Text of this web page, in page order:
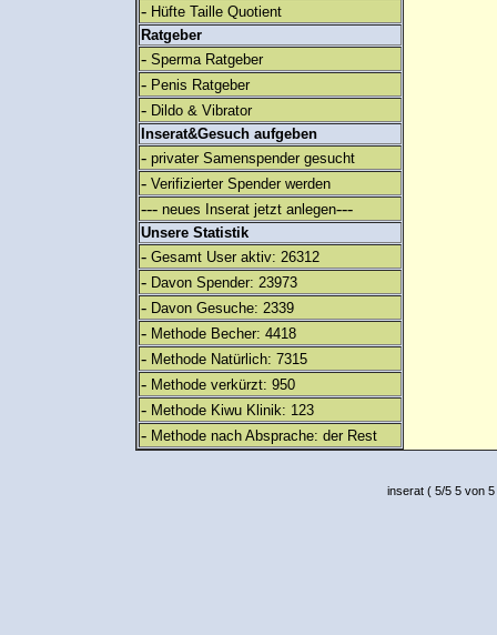
- Hüfte Taille Quotient
Ratgeber
- Sperma Ratgeber
- Penis Ratgeber
- Dildo & Vibrator
Inserat&Gesuch aufgeben
- privater Samenspender gesucht
- Verifizierter Spender werden
--- neues Inserat jetzt anlegen---
Unsere Statistik
- Gesamt User aktiv: 26312
- Davon Spender: 23973
- Davon Gesuche: 2339
- Methode Becher: 4418
- Methode Natürlich: 7315
- Methode verkürzt: 950
- Methode Kiwu Klinik: 123
- Methode nach Absprache: der Rest
inserat( 5/5 5 von 5